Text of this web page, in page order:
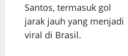
Santos, termasuk gol
jarak jauh yang menjadi
viral di Brasil.